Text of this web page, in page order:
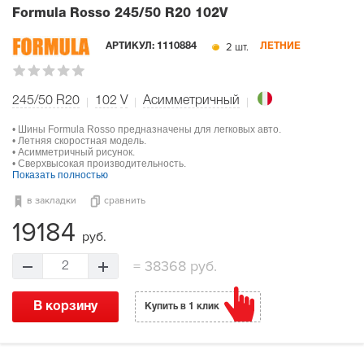
Formula Rosso 245/50 R20 102V
АРТИКУЛ: 1110884 2 шт. ЛЕТНИЕ
245/50 R20 102 V Асимметричный
• Шины Formula Rosso предназначены для легковых авто.
• Летняя скоростная модель.
• Асимметричный рисунок.
• Сверхвысокая производительность.
Показать полностью
в закладки сравнить
19184 руб.
2 = 38368 руб.
В корзину Купить в 1 клик